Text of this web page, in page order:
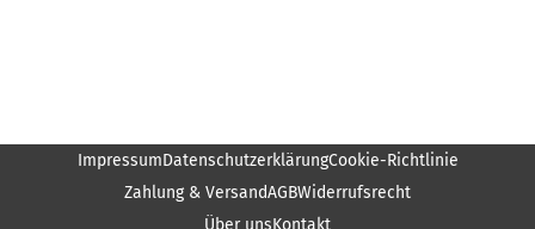
ImpressumDatenschutzerklärungCookie-Richtlinie
Zahlung & VersandAGBWiderrufsrecht
Über unsKontakt